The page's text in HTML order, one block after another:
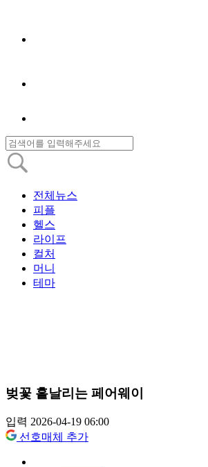
전체뉴스
피플
헬스
라이프
컬처
머니
테마
벚꽃 흩날리는 페어웨이
입력 2026-04-19 06:00
선호매체 추가